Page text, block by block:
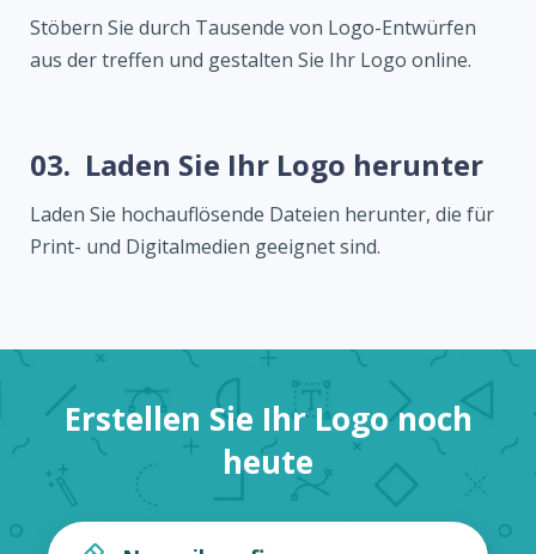
Stöbern Sie durch Tausende von Logo-Entwürfen
aus der treffen und gestalten Sie Ihr Logo online.
03. Laden Sie Ihr Logo herunter
Laden Sie hochauflösende Dateien herunter, die für
Print- und Digitalmedien geeignet sind.
Erstellen Sie Ihr Logo noch
heute